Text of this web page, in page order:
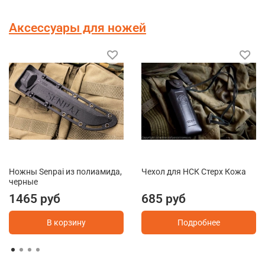
Аксессуары для ножей
Ножны Senpai из полиамида,
черные
1465 руб
В корзину
Чехол для НСК Стерх Кожа
685 руб
Подробнее